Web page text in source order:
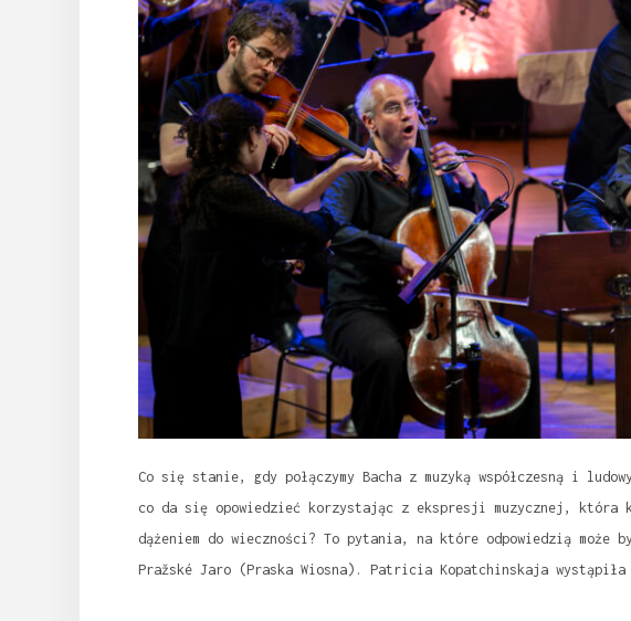
Co się stanie, gdy połączymy Bacha z muzyką współczesną i
co da się opowiedzieć korzystając z ekspresji muzycznej,
dążeniem do wieczności? To pytania, na które odpowiedzią
Pražské Jaro (Praska Wiosna). Patricia Kopatchinskaja wystąpiła